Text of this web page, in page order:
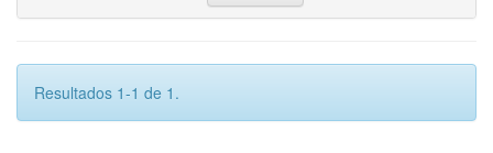
Resultados 1-1 de 1.